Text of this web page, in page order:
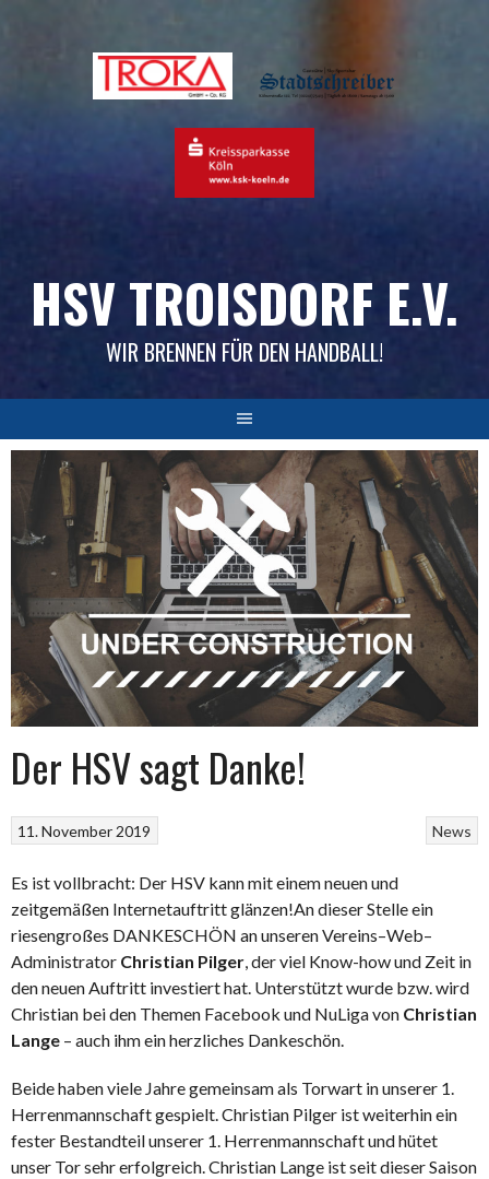
HSV TROISDORF E.V.
WIR BRENNEN FÜR DEN HANDBALL!
Der HSV sagt Danke!
News
11. November 2019
Es ist vollbracht: Der HSV kann mit einem neuen und
zeitgemäßen Internetauftritt glänzen!An dieser Stelle ein
riesengroßes DANKESCHÖN an unseren Vereins–Web–
Administrator Christian Pilger, der viel Know-how und Zeit in
den neuen Auftritt investiert hat. Unterstützt wurde bzw. wird
Christian bei den Themen Facebook und NuLiga von Christian
Lange – auch ihm ein herzliches Dankeschön.
Beide haben viele Jahre gemeinsam als Torwart in unserer 1.
Herrenmannschaft gespielt. Christian Pilger ist weiterhin ein
fester Bestandteil unserer 1. Herrenmannschaft und hütet
unser Tor sehr erfolgreich. Christian Lange ist seit dieser Saison